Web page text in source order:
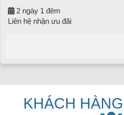
2 ngày 1 đêm
Liên hệ nhận ưu đãi
KHÁCH